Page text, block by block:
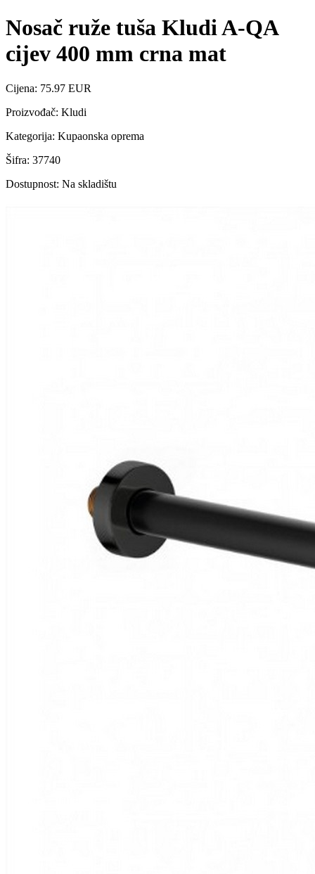
Nosač ruže tuša Kludi A-QA
cijev 400 mm crna mat
Cijena: 75.97 EUR
Proizvođač: Kludi
Kategorija: Kupaonska oprema
Šifra: 37740
Dostupnost: Na skladištu